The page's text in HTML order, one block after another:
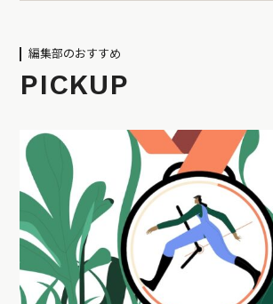
編集部のおすすめ
PICKUP